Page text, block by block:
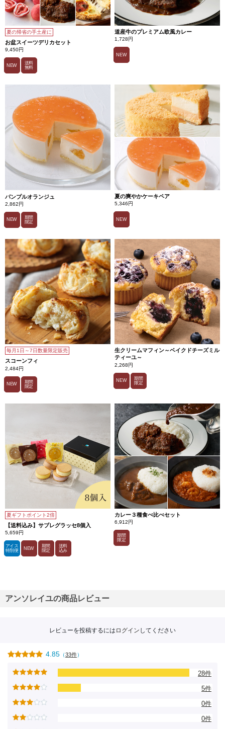
夏の帰省の手土産に
お盆スイーツデリカセット
9,450円
NEW
送料
無料
道産牛のプレミアム欧風カレー
1,728円
NEW
パンプルオランジュ
2,862円
NEW
期間
限定
夏の爽やかケーキペア
5,346円
NEW
毎月1日～7日数量限定販売
スコーンフィ
2,484円
NEW
期間
限定
生クリームマフィン～ベイクドチーズミル
ティーユ～
2,268円
NEW
期間
限定
夏ギフトポイント2倍
【送料込み】サブレグラッセ8個入
5,659円
アイス
特別便
NEW
期間
限定
送料
込み
カレー３種食べ比べセット
6,912円
期間
限定
アンソレイユの商品レビュー
レビューを投稿するには ログイン してください
4.85 （33件）
28件
5件
0件
0件